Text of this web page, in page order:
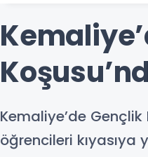
Kemaliye’de
öğrencileri kıyasıya